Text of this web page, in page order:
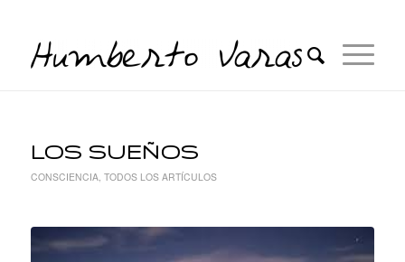
LOS SUEÑOS
CONSCIENCIA, TODOS LOS ARTÍCULOS